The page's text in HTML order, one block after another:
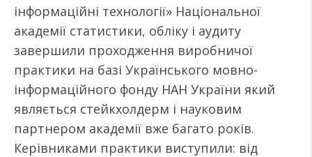
інформаційні технології» Національної
академії статистики, обліку і аудиту
завершили проходження виробничої
практики на базі Українського мовно-
інформаційного фонду НАН України який
являється стейкхолдерм і науковим
партнером академії вже багато років.
Керівниками практики виступили: від